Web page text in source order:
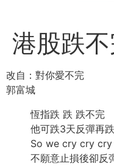
港股跌
改自：對你愛不完
郭富城
恆指跌 跌 跌不完
他可跌3天反彈再
So we cry cry
不願意止損後卻反